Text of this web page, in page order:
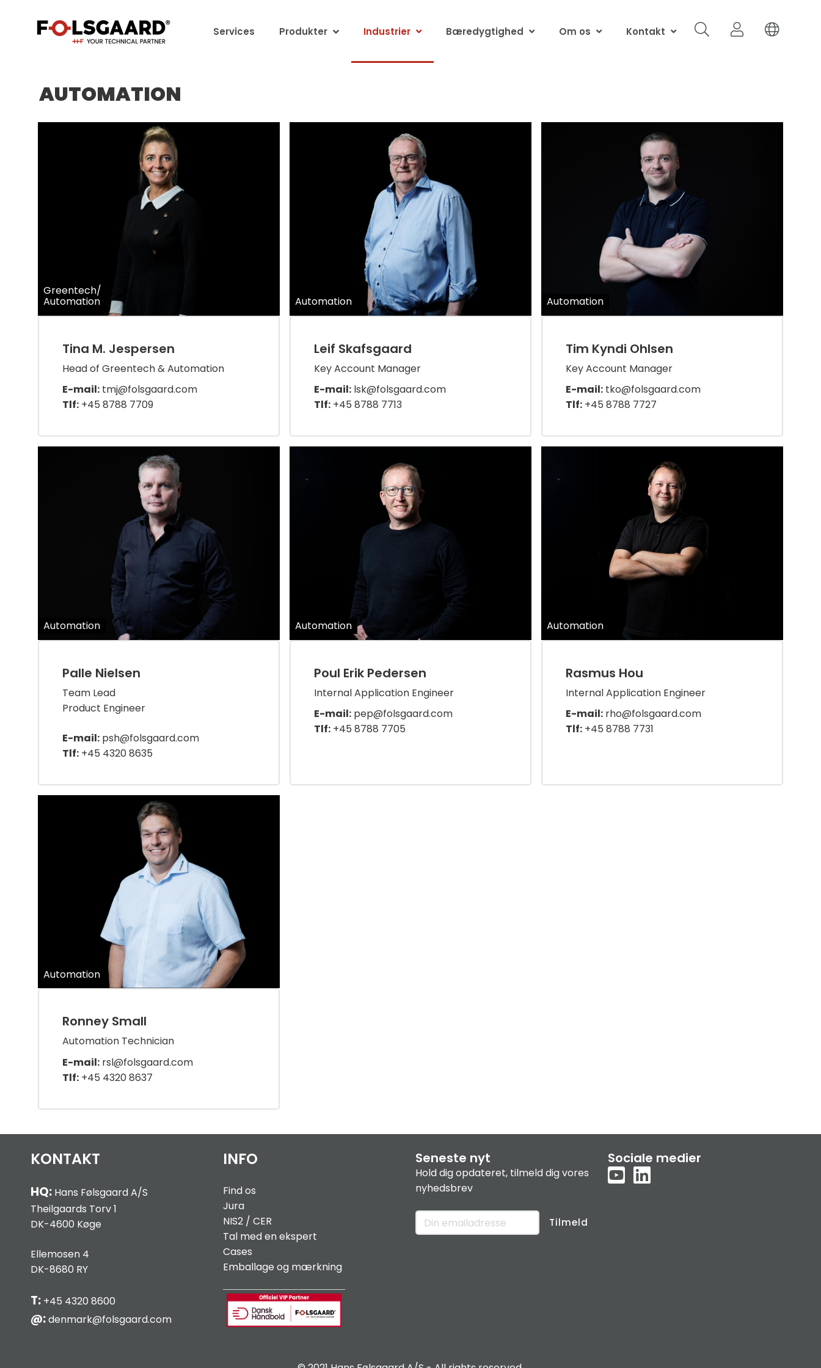
Services Produkter Industrier Bæredygtighed Om os Kontakt
AUTOMATION
Greentech/
Automation
Tina M. Jespersen
Head of Greentech & Automation
E-mail: tmj@folsgaard.com
Tlf: +45 8788 7709
Automation
Leif Skafsgaard
Key Account Manager
E-mail: lsk@folsgaard.com
Tlf: +45 8788 7713
Automation
Tim Kyndi Ohlsen
Key Account Manager
E-mail:tko@folsgaard.com
Tlf:+45 8788 7727
Automation
Palle Nielsen
Team Lead
Product Engineer
E-mail: psh@folsgaard.com
Tlf: +45 4320 8635
Automation
Poul Erik Pedersen
Internal Application Engineer
E-mail: pep@folsgaard.com
Tlf: +45 8788 7705
Automation
Rasmus Hou
Internal Application Engineer
E-mail:rho@folsgaard.com
Tlf:+45 8788 7731
Automation
Ronney Small
Automation Technician
E-mail: rsl@folsgaard.com
Tlf: +45 4320 8637
KONTAKT
HQ:Hans Følsgaard A/S
Theilgaards Torv 1
DK-4600 Køge
Ellemosen 4
DK-8680 RY
T:+45 4320 8600
@:denmark@folsgaard.com
INFO
Find os
Jura
NIS2 / CER
Tal med en ekspert
Cases
Emballage og mærkning
Seneste nyt
Hold dig opdateret, tilmeld dig vores
nyhedsbrev
Tilmeld
Sociale medier